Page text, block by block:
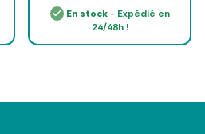
En stock- Expédié en
24/48h !